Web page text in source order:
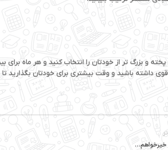
، پخته و بزرگ تر از خودتان را انتخاب کنید و هر ماه
داشته باشید و وقت بیشتری برای خودتان بگذارید
خیرخواهم…